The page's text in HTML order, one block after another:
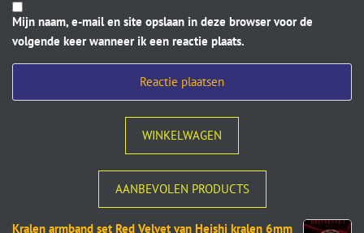
Mijn naam, e-mail en site opslaan in deze browser voor de
volgende keer wanneer ik een reactie plaats.
WINKELWAGEN
AANBEVOLEN PRODUCTS
Kralen armband set Red Velvet van Heishi kralen 6mm